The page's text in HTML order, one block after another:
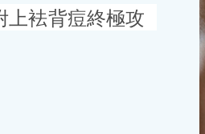
袪背痘終極攻